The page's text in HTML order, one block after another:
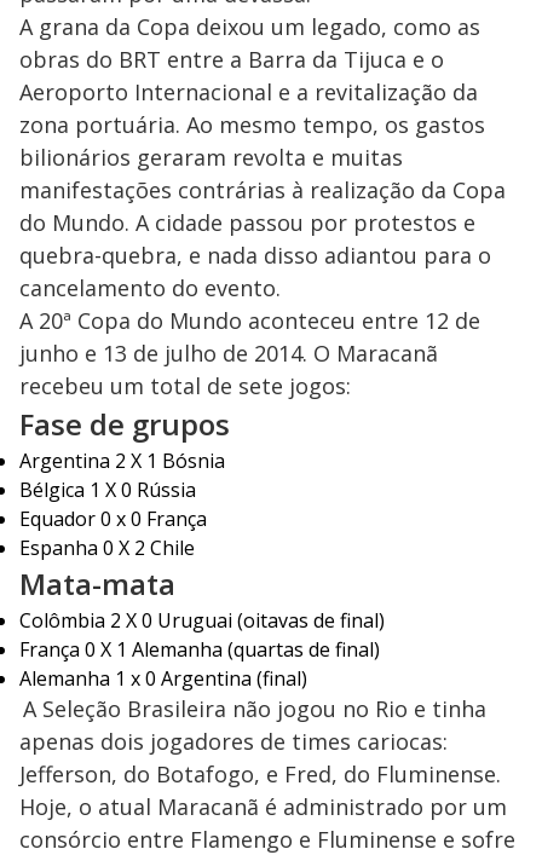
A grana da Copa deixou um legado, como as
obras do BRT entre a Barra da Tijuca e o
Aeroporto Internacional e a revitalização da
zona portuária. Ao mesmo tempo, os gastos
bilionários geraram revolta e muitas
manifestações contrárias à realização da Copa
do Mundo. A cidade passou por protestos e
quebra-quebra, e nada disso adiantou para o
cancelamento do evento.
A 20ª Copa do Mundo aconteceu entre 12 de
junho e 13 de julho de 2014. O Maracanã
recebeu um total de sete jogos:
Fase de grupos
Argentina 2 X 1 Bósnia
Bélgica 1 X 0 Rússia
Equador 0 x 0 França
Espanha 0 X 2 Chile
Mata-mata
Colômbia 2 X 0 Uruguai (oitavas de final)
França 0 X 1 Alemanha (quartas de final)
Alemanha 1 x 0 Argentina (final)
A Seleção Brasileira não jogou no Rio e tinha
apenas dois jogadores de times cariocas:
Jefferson, do Botafogo, e Fred, do Fluminense.
Hoje, o atual Maracanã é administrado por um
consórcio entre Flamengo e Fluminense e sofre